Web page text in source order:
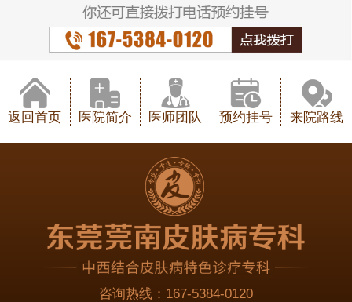
返回首页 医院简介 医师团队 预约挂号 来院路线
咨询热线： 167-5384-0120